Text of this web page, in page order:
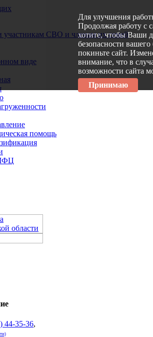
СВО и членам их семей
виде
помощь
44-35-36,
Для улучшения
Продолжая работу с
хотите, чтобы Ваши
безопасности
покиньте сайт.
внимание, что в
возможности сайта
Принимаю